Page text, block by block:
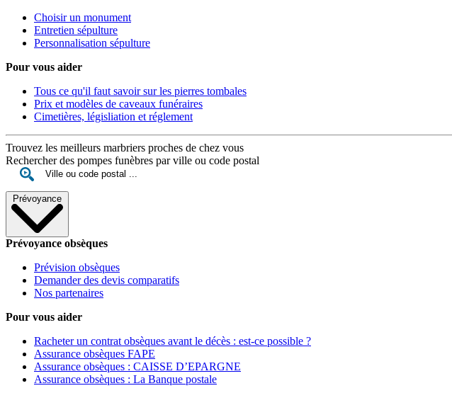
Choisir un monument
Entretien sépulture
Personnalisation sépulture
Pour vous aider
Tous ce qu'il faut savoir sur les pierres tombales
Prix et modèles de caveaux funéraires
Cimetières, législiation et réglement
Trouvez les meilleurs marbriers proches de chez vous
Rechercher des pompes funèbres par ville ou code postal
Prévoyance
Prévoyance obsèques
Prévision obsèques
Demander des devis comparatifs
Nos partenaires
Pour vous aider
Racheter un contrat obsèques avant le décès : est-ce possible ?
Assurance obsèques FAPE
Assurance obsèques : CAISSE D’EPARGNE
Assurance obsèques : La Banque postale